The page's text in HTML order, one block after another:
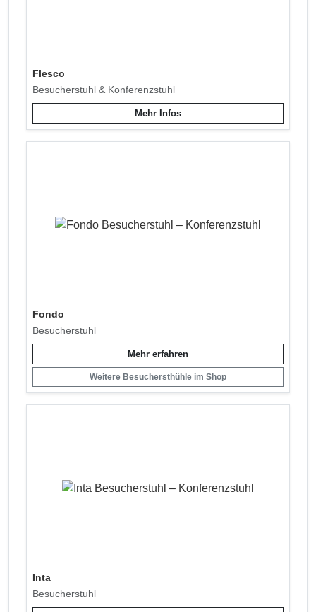
Flesco
Besucherstuhl & Konferenzstuhl
Mehr Infos
Fondo
Besucherstuhl
Mehr erfahren
Weitere Besuchersthühle im Shop
Inta
Besucherstuhl